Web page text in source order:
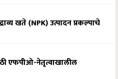
खते (NPK) उत्पादन प्रकल्पाचे
एफपीओ-नेतृत्वाखालील